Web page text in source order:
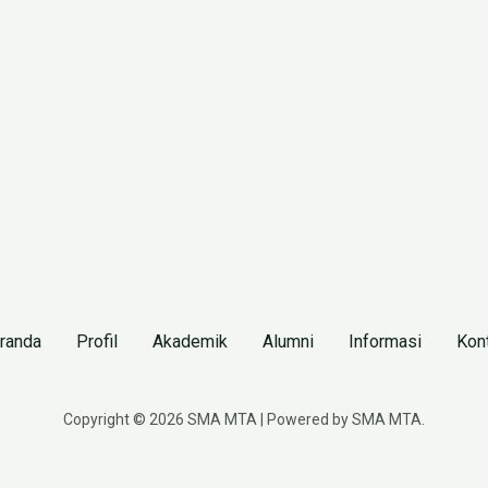
Profil Akademik Alumni Informasi
Copyright © 2026 SMA MTA | Powered by SMA MTA.